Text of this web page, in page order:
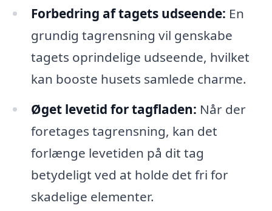
Forbedring af tagets udseende: En
grundig tagrensning vil genskabe
tagets oprindelige udseende, hvilket
kan booste husets samlede charme.
Øget levetid for tagfladen: Når der
foretages tagrensning, kan det
forlænge levetiden på dit tag
betydeligt ved at holde det fri for
skadelige elementer.